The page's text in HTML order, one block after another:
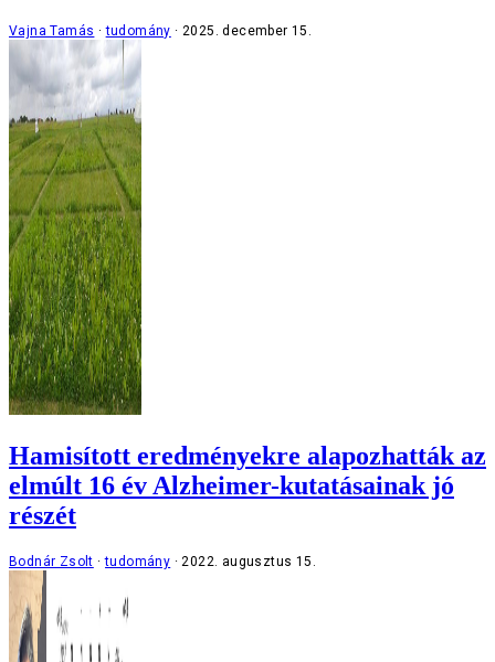
Vajna Tamás tudomány 2025. december 15.
Hamisított eredményekre alapozhatták az
elmúlt 16 év Alzheimer-kutatásainak jó
részét
Bodnár Zsolt tudomány 2022. augusztus 15.